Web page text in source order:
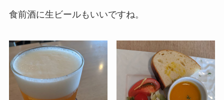
食前酒に生ビールもいいですね。